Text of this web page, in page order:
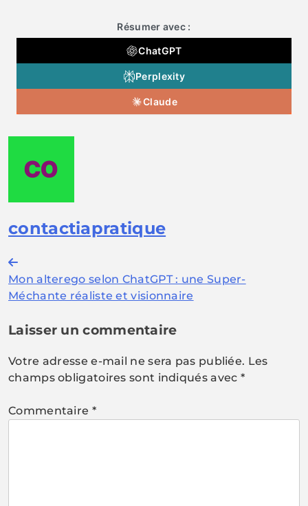
Résumer avec :
ChatGPT
Perplexity
Claude
contactiapratique
Navigation
de
Mon alterego selon ChatGPT : une Super-
Méchante réaliste et visionnaire
Laisser un commentaire
Votre adresse e-mail ne sera pas publiée. Les
champs obligatoires sont indiqués avec *
Commentaire *